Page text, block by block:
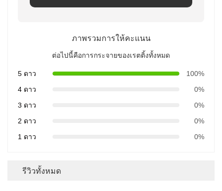
ภาพรวมการให้คะแนน
ต่อไปนี้คือการกระจายของเรตติ้งทั้งหมด
5 ดาว
100%
4 ดาว
0%
3 ดาว
0%
2 ดาว
0%
1 ดาว
0%
รีวิวทั้งหมด